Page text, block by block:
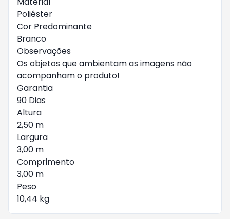
Poliéster
Cor Predominante
Branco
Observações
Os objetos que ambientam as imagens não
acompanham o produto!
Garantia
90 Dias
Altura
2,50 m
Largura
3,00 m
Comprimento
3,00 m
Peso
10,44 kg